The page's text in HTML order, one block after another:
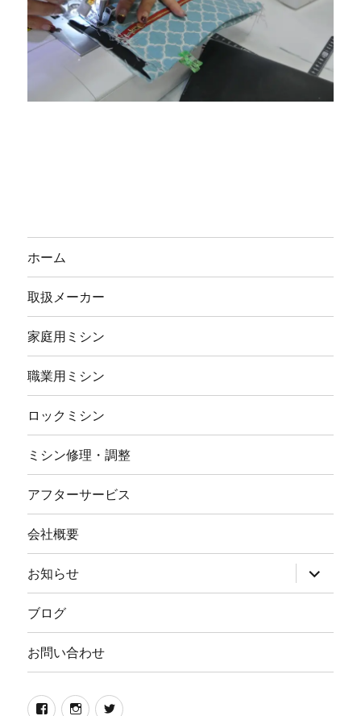
ホーム
取扱メーカー
家庭用ミシン
職業用ミシン
ロックミシン
ミシン修理・調整
アフターサービス
会社概要
お知らせ
サ
ブ
メ
ー
開
ブログ
お問い合わせ
Facebook
イ twitter